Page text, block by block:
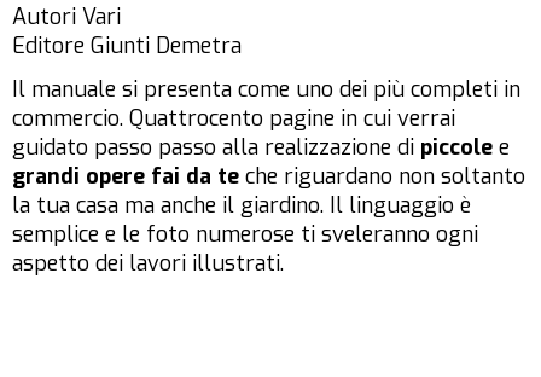
Autori Vari
Editore Giunti Demetra
Il manuale si presenta come uno dei più completi in
commercio. Quattrocento pagine in cui verrai
guidato passo passo alla realizzazione di piccole e
grandi opere fai da te che riguardano non soltanto
la tua casa ma anche il giardino. Il linguaggio è
semplice e le foto numerose ti sveleranno ogni
aspetto dei lavori illustrati.